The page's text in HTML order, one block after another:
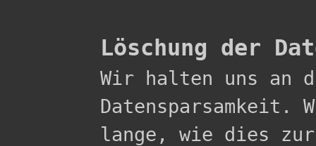
Löschung der
Wir halten uns an
Datensparsamkeit.
lange, wie dies